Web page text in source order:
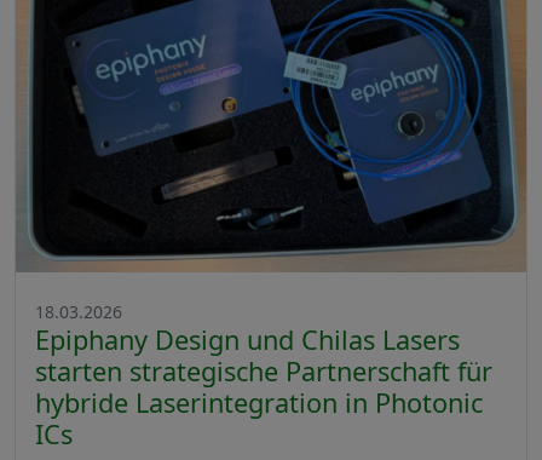
18.03.2026
Epiphany Design und Chilas Lasers
starten strategische Partnerschaft für
hybride Laserintegration in Photonic
ICs